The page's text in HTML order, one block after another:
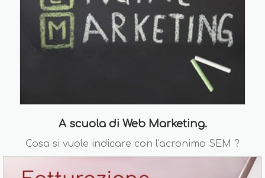
A scuola di Web Marketing.
Cosa si vuole indicare con l'acronimo SEM ?